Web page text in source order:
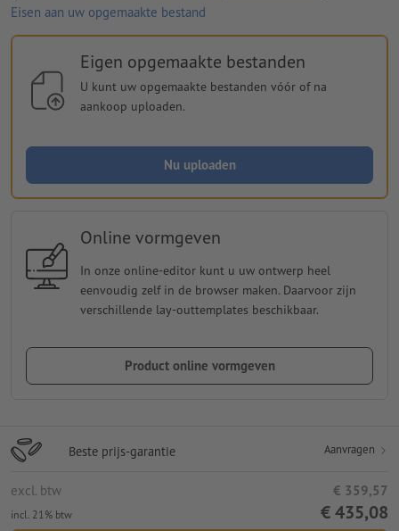
Eisen aan uw opgemaakte bestand
Eigen opgemaakte bestanden
U kunt uw opgemaakte bestanden vóór of na
aankoop uploaden.
Nu uploaden
Online vormgeven
In onze online-editor kunt u uw ontwerp heel
eenvoudig zelf in de browser maken. Daarvoor zijn
verschillende lay-outtemplates beschikbaar.
Product online vormgeven
Beste prijs-garantie Aanvragen
excl. btw € 359,57
incl. 21% btw € 435,08